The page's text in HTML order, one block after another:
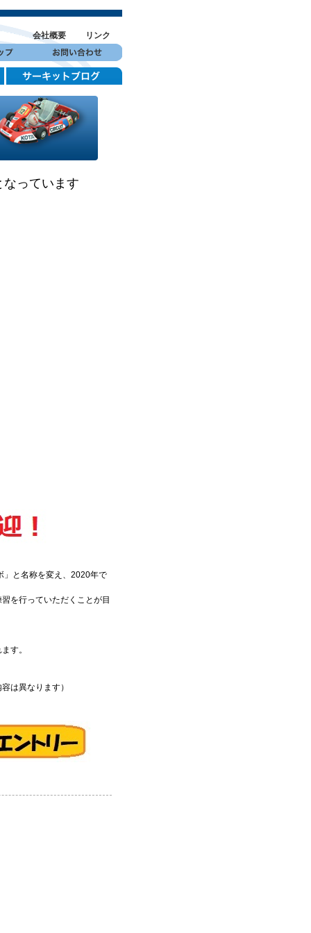
リンク
会社概要
っています
」と名称を変え、2020年で
を行っていただくことが目
す。
は異なります）